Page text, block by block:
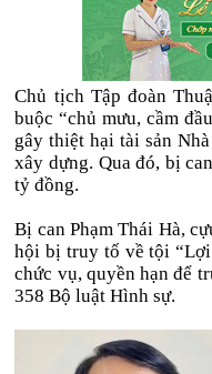
Chủ tịch Tập đoàn
buộc “chủ mưu, cầm
gây thiệt hại tài sản
xây dựng. Qua đó, bị
tỷ đồng.
Bị can Phạm Thái Hà,
hội bị truy tố về tội
chức vụ, quyền hạn để
358 Bộ luật Hình sự.